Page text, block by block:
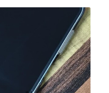
ม่สามารถย้อนกลับไปแก้ไขได้อีก 2.
บูรณ์ ขั้นตอนนี้ถือว่าสำคัญที่สุดใน
นเครื่อง จะทำให้เกิดสิ่งที่เรียกว่า
านเครื่องต่อได้ ในมุมของร้านรับ
ราะไม่สามารถนำไปขายต่อได้
ก็จะกดราคาลงอย่างมาก การออก
ารตั้งค่า กดชื่อบัญชีของตัวเอง
านเพื่อยืนยัน หลังจากออกแล้ว
ไม่มีชื่อบัญชีของคุณเหลืออยู่ เพื่อ
เร็ว และจ่ายเงินสดทันที ไม่มีค่า
กับเรา?
รับซื้อทุกรุ่น ทุกสภาพ
อเครื่องที่มีตำหนิเล็กน้อย เรารับซื้อ
สภาพเครื่องจริง ให้ราคาสูงถึง
ร็วทันใจ - ประเมินและจ่ายเงินทันที ไม่
านจริง บริการโปร่งใส ตรวจสอบ
นกรุงเทพและปริมณฑลเช็กราคา
รารับซื้อในราคาเท่าไหร่บ้าง
iPhone 11 (ปี